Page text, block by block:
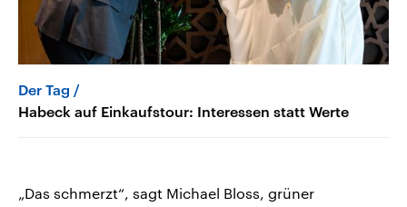
Der Tag
Habeck auf Einkaufstour: Interessen statt Werte
„Das schmerzt“, sagt Michael Bloss, grüner